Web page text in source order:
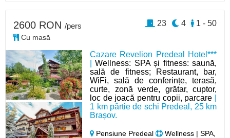
Cazare Revelion Predeal Hotel***
|Wellness: SPA și fitness: saună,
sală de fitness; Restaurant, bar,
WiFi, sală de conferințe, terasă,
curte, zonă verde, grătar, cuptor,
loc de joacă pentru copii, parcare
1 km pârtie de schi Predeal, 25 km
Brașov.
Pensiune Predeal
Wellness | SPA,
2600 RON /pers
Cu masă
1 - 50
4
23